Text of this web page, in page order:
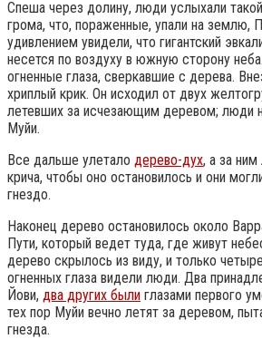
Спеша через долину, люди услыхали
грома, что, пораженные, упали на землю,
удивлением увидели, что гигантский
несется по воздуху в южную сторону
огненные глаза, сверкавшие с дерева.
хриплый крик. Он исходил от двух
летевших за исчезающим деревом; люди
Муйи.
Все дальше улетало дерево-дух, а за
крича, чтобы оно остановилось и они
гнездо.
Наконец дерево остановилось около
Пути, который ведет туда, где живут
дерево скрылось из виду, и только
огненных глаза видели люди. Два
Йови, два других были глазами первого
тех пор Муйи вечно летят за деревом,
гнезда.